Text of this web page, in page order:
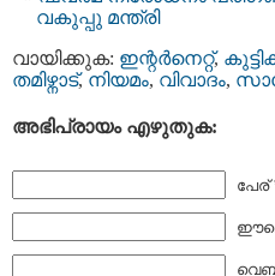
വകുപ്പു മന്ത്രി
വായിക്കുക: ഇന്റര്‍നെറ്റ്‌,
തമിഴ്നാട്, നിയമം, വിവാദം,
അഭിപ്രായം എഴുതുക:
പേര്